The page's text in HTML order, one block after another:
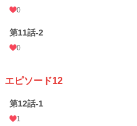
0
第11話-2
0
エピソード12
第12話-1
1